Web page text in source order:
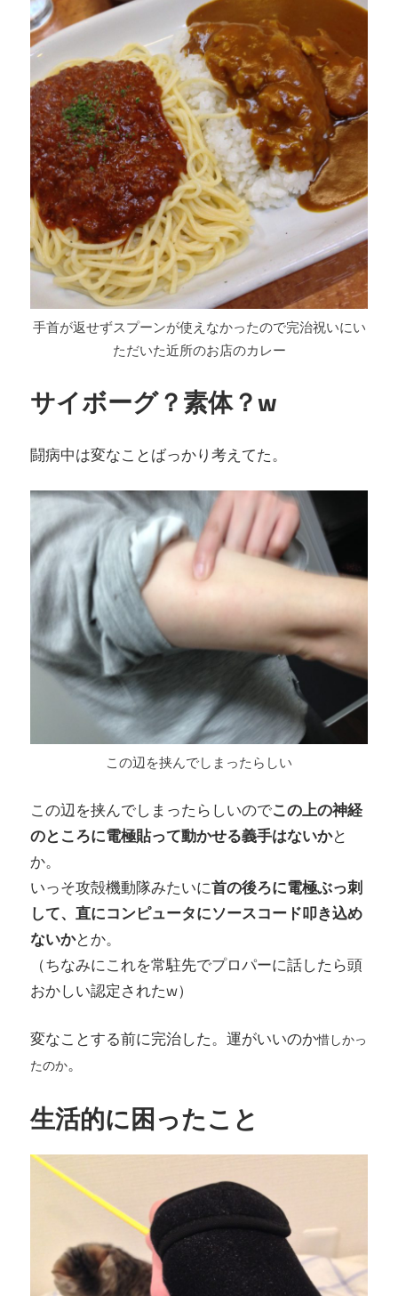
手首が返せずスプーンが使えなかったので完治祝いにい
ただいた近所のお店のカレー
サイボーグ？素体？w
闘病中は変なことばっかり考えてた。
この辺を挟んでしまったらしい
この辺を挟んでしまったらしいのでこの上の神経
のところに電極貼って動かせる義手はないかと
か。
いっそ攻殻機動隊みたいに首の後ろに電極ぶっ刺
して、直にコンピュータにソースコード叩き込め
ないかとか。
（ちなみにこれを常駐先でプロパーに話したら頭
おかしい認定されたw）
変なことする前に完治した。運がいいのか惜しかっ
たのか。
生活的に困ったこと